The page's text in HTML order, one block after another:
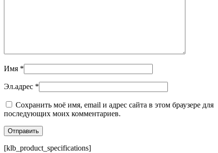
Имя *
Эл.адрес *
Сохранить моё имя, email и адрес сайта в этом браузере для
последующих моих комментариев.
[klb_product_specifications]